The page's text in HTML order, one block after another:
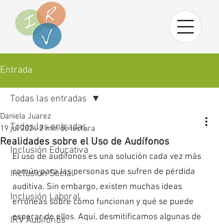
Entrada
Todas las entradas
Inclusión Educativa
Inclusión Social
Inclusión Laboral
IRV Audífonos
Todas las entradas
Realidades sobre el Uso de Audífonos
Daniela Juarez
19 jul 2024 2 min de lectura
El uso de audífonos es una solución cada vez más
común para las personas que sufren de pérdida
auditiva. Sin embargo, existen muchas ideas
erróneas sobre cómo funcionan y qué se puede
esperar de ellos. Aquí, desmitificamos algunas de